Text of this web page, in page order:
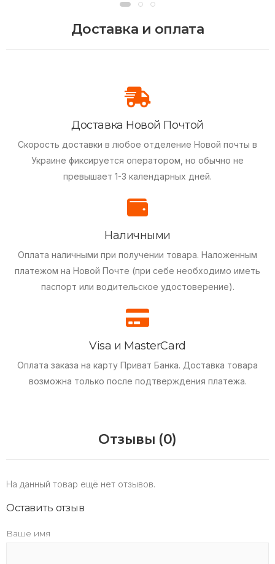
Доставка и оплата
Доставка Новой Почтой
Скорость доставки в любое отделение Новой почты в
Украине фиксируется оператором, но обычно не
превышает 1-3 календарных дней.
Наличными
Оплата наличными при получении товара. Наложенным
платежом на Новой Почте (при себе необходимо иметь
паспорт или водительское удостоверение).
Visa и MasterCard
Оплата заказа на карту Приват Банка. Доставка товара
возможна только после подтверждения платежа.
Отзывы (0)
На данный товар ещё нет отзывов.
Оставить отзыв
Ваше имя